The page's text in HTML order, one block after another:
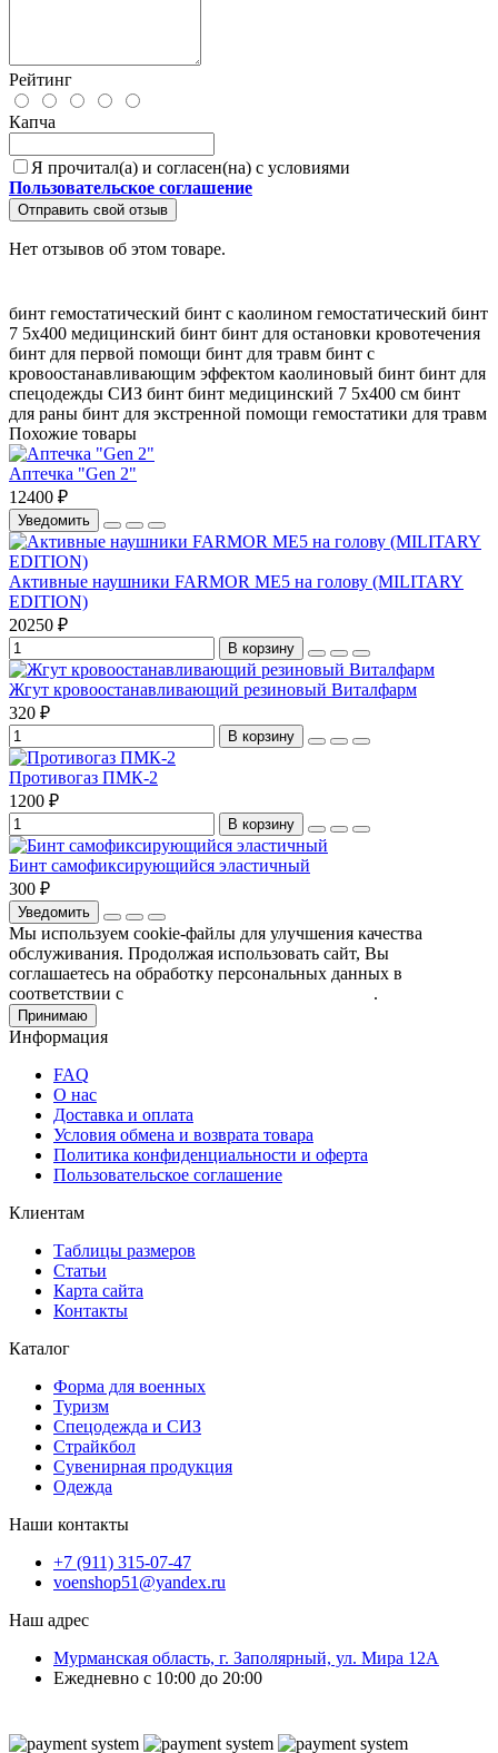
Рейтинг
Капча
Я прочитал(а) и согласен(на) с условиями
Пользовательское соглашение
Отправить свой отзыв
Нет отзывов об этом товаре.
бинт гемостатический бинт с каолином гемостатический бинт
7 5х400 медицинский бинт бинт для остановки кровотечения
бинт для первой помощи бинт для травм бинт с
кровоостанавливающим эффектом каолиновый бинт бинт для
спецодежды СИЗ бинт бинт медицинский 7 5х400 см бинт
для раны бинт для экстренной помощи гемостатики для травм
Похожие товары
Аптечка "Gen 2"
12400 ₽
Уведомить
Активные наушники FARMOR ME5 на голову (MILITARY
EDITION)
20250 ₽
В корзину
Жгут кровоостанавливающий резиновый Виталфарм
320 ₽
В корзину
Противогаз ПМК-2
1200 ₽
В корзину
Бинт самофиксирующийся эластичный
300 ₽
Уведомить
Мы используем cookie-файлы для улучшения качества
обслуживания. Продолжая использовать сайт, Вы
соглашаетесь на обработку персональных данных в
соответствии с
.
Принимаю
Информация
FAQ
О нас
Доставка и оплата
Условия обмена и возврата товара
Политика конфиденциальности и оферта
Пользовательское соглашение
Клиентам
Таблицы размеров
Статьи
Карта сайта
Контакты
Каталог
Форма для военных
Туризм
Спецодежда и СИЗ
Страйкбол
Сувенирная продукция
Одежда
Наши контакты
+7 (911) 315-07-47
voenshop51@yandex.ru
Наш адрес
Мурманская область, г. Заполярный, ул. Мира 12А
Ежедневно с 10:00 до 20:00